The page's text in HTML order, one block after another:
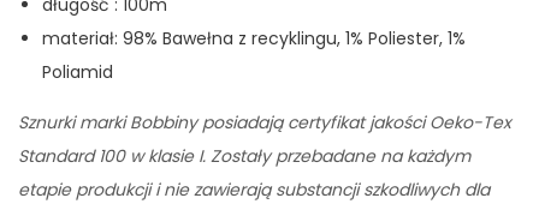
długość : 100m
materiał: 98% Bawełna z recyklingu, 1% Poliester, 1%
Poliamid
Sznurki marki Bobbiny posiadają certyfikat jakości Oeko-Tex
Standard 100 w klasie I. Zostały przebadane na każdym
etapie produkcji i nie zawierają substancji szkodliwych dla